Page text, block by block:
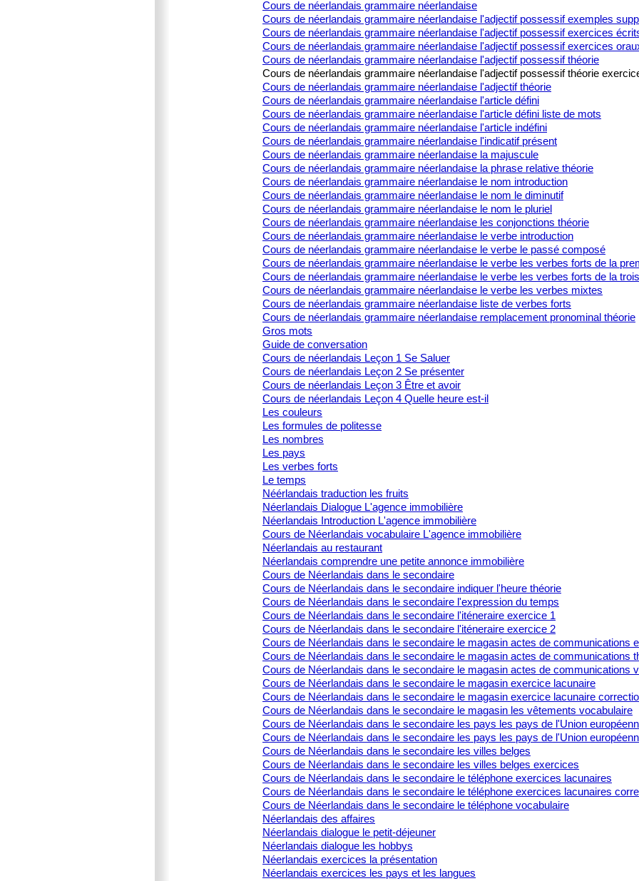
Cours de néerlandais grammaire néerlandaise
Cours de néerlandais grammaire néerlandaise l'adjectif possessif exemples
Cours de néerlandais grammaire néerlandaise l'adjectif possessif exercices
Cours de néerlandais grammaire néerlandaise l'adjectif possessif exercices
Cours de néerlandais grammaire néerlandaise l'adjectif possessif théorie
Cours de néerlandais grammaire néerlandaise l'adjectif possessif théorie
Cours de néerlandais grammaire néerlandaise l'adjectif théorie
Cours de néerlandais grammaire néerlandaise l'article défini
Cours de néerlandais grammaire néerlandaise l'article défini liste de mots
Cours de néerlandais grammaire néerlandaise l'article indéfini
Cours de néerlandais grammaire néerlandaise l'indicatif présent
Cours de néerlandais grammaire néerlandaise la majuscule
Cours de néerlandais grammaire néerlandaise la phrase relative théorie
Cours de néerlandais grammaire néerlandaise le nom introduction
Cours de néerlandais grammaire néerlandaise le nom le diminutif
Cours de néerlandais grammaire néerlandaise le nom le pluriel
Cours de néerlandais grammaire néerlandaise les conjonctions théorie
Cours de néerlandais grammaire néerlandaise le verbe introduction
Cours de néerlandais grammaire néerlandaise le verbe le passé composé
Cours de néerlandais grammaire néerlandaise le verbe les verbes forts de la
Cours de néerlandais grammaire néerlandaise le verbe les verbes forts de la
Cours de néerlandais grammaire néerlandaise le verbe les verbes mixtes
Cours de néerlandais grammaire néerlandaise liste de verbes forts
Cours de néerlandais grammaire néerlandaise remplacement pronominal théorie
Gros mots
Guide de conversation
Cours de néerlandais Leçon 1 Se Saluer
Cours de néerlandais Leçon 2 Se présenter
Cours de néerlandais Leçon 3 Être et avoir
Cours de néerlandais Leçon 4 Quelle heure est-il
Les couleurs
Les formules de politesse
Les nombres
Les pays
Les verbes forts
Le temps
Néérlandais traduction les fruits
Néerlandais Dialogue L'agence immobilière
Néerlandais Introduction L'agence immobilière
Cours de Néerlandais vocabulaire L'agence immobilière
Néerlandais au restaurant
Néerlandais comprendre une petite annonce immobilière
Cours de Néerlandais dans le secondaire
Cours de Néerlandais dans le secondaire indiquer l'heure théorie
Cours de Néerlandais dans le secondaire l'expression du temps
Cours de Néerlandais dans le secondaire l'iténeraire exercice 1
Cours de Néerlandais dans le secondaire l'iténeraire exercice 2
Cours de Néerlandais dans le secondaire le magasin actes de communications
Cours de Néerlandais dans le secondaire le magasin actes de communications
Cours de Néerlandais dans le secondaire le magasin actes de communications
Cours de Néerlandais dans le secondaire le magasin exercice lacunaire
Cours de Néerlandais dans le secondaire le magasin exercice lacunaire
Cours de Néerlandais dans le secondaire le magasin les vêtements vocabulaire
Cours de Néerlandais dans le secondaire les pays les pays de l'Union
Cours de Néerlandais dans le secondaire les pays les pays de l'Union
Cours de Néerlandais dans le secondaire les villes belges
Cours de Néerlandais dans le secondaire les villes belges exercices
Cours de Néerlandais dans le secondaire le téléphone exercices lacunaires
Cours de Néerlandais dans le secondaire le téléphone exercices lacunaires
Cours de Néerlandais dans le secondaire le téléphone vocabulaire
Néerlandais des affaires
Néerlandais dialogue le petit-déjeuner
Néerlandais dialogue les hobbys
Néerlandais exercices la présentation
Néerlandais exercices les pays et les langues